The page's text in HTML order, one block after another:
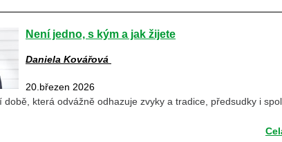
Není jedno, s kým a jak žijete
Daniela Kovářová
20.březen 2026
době, která odvážně odhazuje zvyky a tradice, předsudky i